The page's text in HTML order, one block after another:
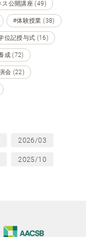
ス公開講座 (49)
#体験授業 (38)
位記授与式 (16)
成 (72)
会 (22)
2026/03
2025/10